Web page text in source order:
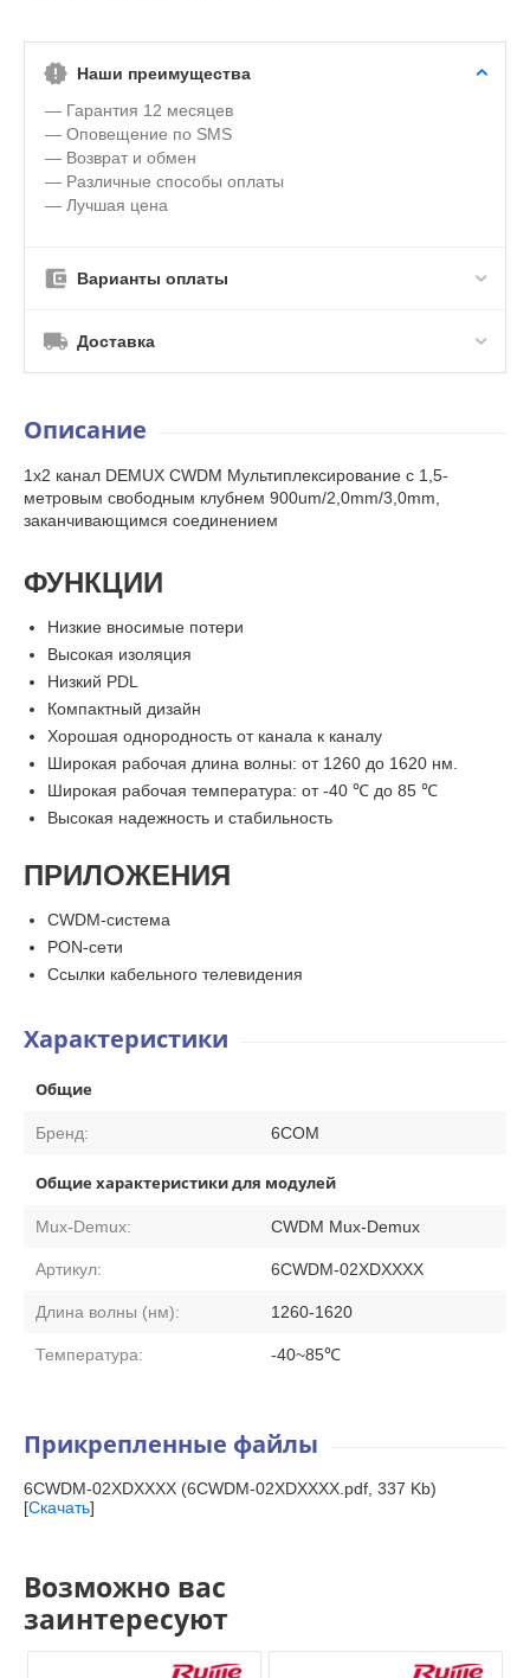
Наши преимущества
— Гарантия 12 месяцев
— Оповещение по SMS
— Возврат и обмен
— Различные способы оплаты
— Лучшая цена
Варианты оплаты
Доставка
Описание
1x2 канал DEMUX CWDM Мультиплексирование с 1,5-
метровым свободным клубнем 900um/2,0mm/3,0mm,
заканчивающимся соединением
ФУНКЦИИ
Низкие вносимые потери
Высокая изоляция
Низкий PDL
Компактный дизайн
Хорошая однородность от канала к каналу
Широкая рабочая длина волны: от 1260 до 1620 нм.
Широкая рабочая температура: от -40 ℃ до 85 ℃
Высокая надежность и стабильность
ПРИЛОЖЕНИЯ
CWDM-система
PON-сети
Ссылки кабельного телевидения
Характеристики
Общие
Бренд: 6COM
Общие характеристики для модулей
Mux-Demux: CWDM Mux-Demux
Артикул: 6CWDM-02XDXXXX
Длина волны (нм): 1260-1620
Температура: -40~85℃
Прикрепленные файлы
6CWDM-02XDXXXX (6CWDM-02XDXXXX.pdf, 337 Kb)
[Скачать]
Возможно вас
заинтересуют